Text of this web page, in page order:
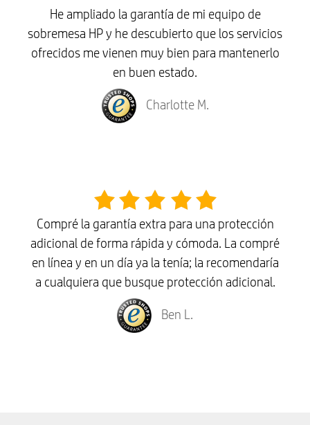
He ampliado la garantía de mi equipo de
sobremesa HP y he descubierto que los servicios
ofrecidos me vienen muy bien para mantenerlo
en buen estado.
Charlotte M.
Compré la garantía extra para una protección
adicional de forma rápida y cómoda. La compré
en línea y en un día ya la tenía; la recomendaría
a cualquiera que busque protección adicional.
Ben L.